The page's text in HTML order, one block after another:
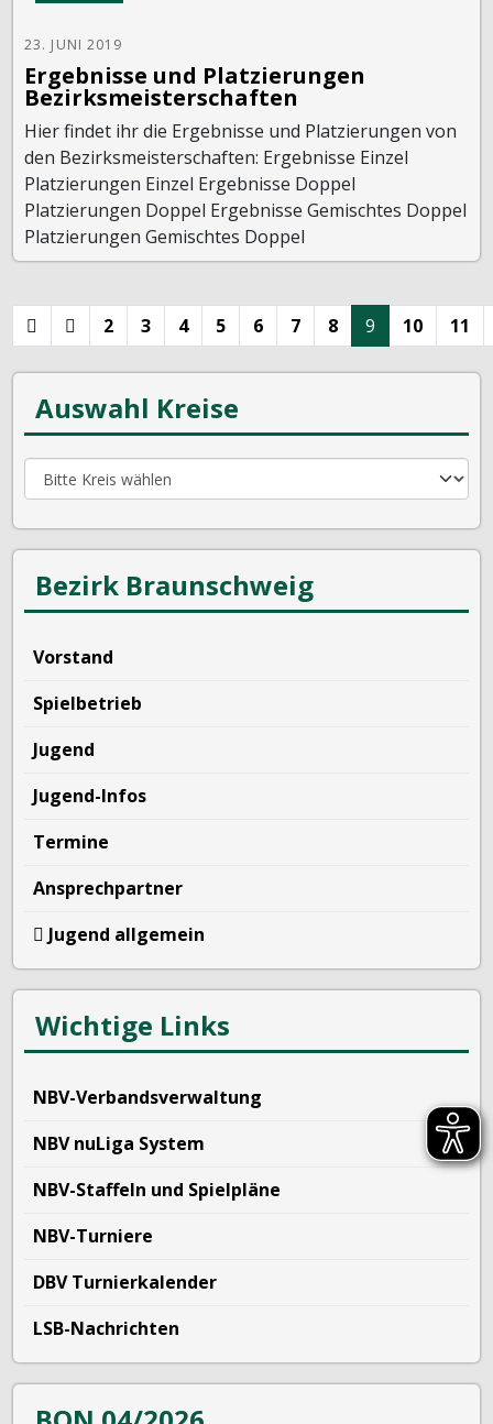
23. JUNI 2019
Ergebnisse und Platzierungen
Bezirksmeisterschaften
Hier findet ihr die Ergebnisse und Platzierungen von
den Bezirksmeisterschaften: Ergebnisse Einzel
Platzierungen Einzel Ergebnisse Doppel
Platzierungen Doppel Ergebnisse Gemischtes Doppel
Platzierungen Gemischtes Doppel
2 3 4 5 6 7 8 9 10 11
Auswahl Kreise
Bezirk Braunschweig
Vorstand
Spielbetrieb
Jugend
Jugend-Infos
Termine
Ansprechpartner
Jugend allgemein
Wichtige Links
NBV-Verbandsverwaltung
NBV nuLiga System
NBV-Staffeln und Spielpläne
NBV-Turniere
DBV Turnierkalender
LSB-Nachrichten